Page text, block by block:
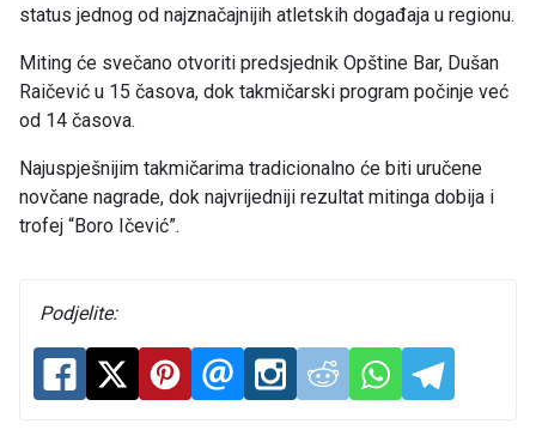
status jednog od najznačajnijih atletskih događaja u regionu.
Miting će svečano otvoriti predsjednik Opštine Bar, Dušan
Raičević u 15 časova, dok takmičarski program počinje već
od 14 časova.
Najuspješnijim takmičarima tradicionalno će biti uručene
novčane nagrade, dok najvrijedniji rezultat mitinga dobija i
trofej “Boro Ičević”.
Podjelite: